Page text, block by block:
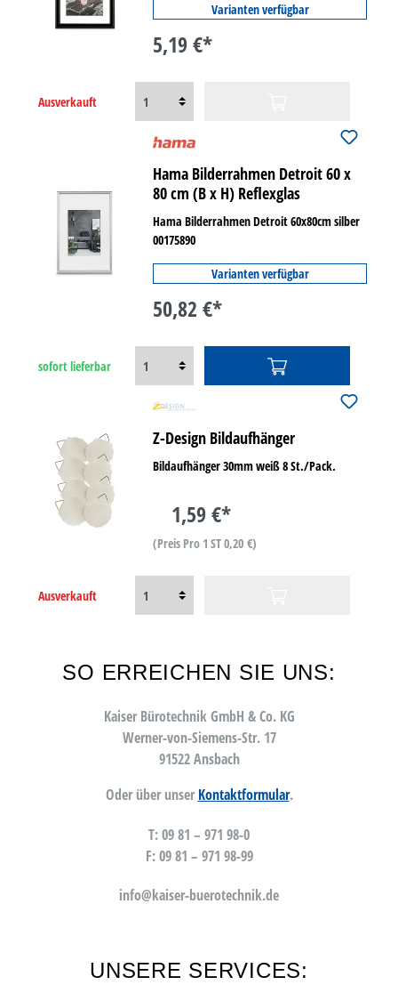
Varianten verfügbar
5,19 €*
Ausverkauft
Hama Bilderrahmen Detroit 60 x
80 cm (B x H) Reflexglas
Hama Bilderrahmen Detroit 60x80cm silber
00175890
Varianten verfügbar
50,82 €*
sofort lieferbar
Z-Design Bildaufhänger
Bildaufhänger 30mm weiß 8 St./Pack.
1,59 €*
(Preis Pro 1 ST 0,20 €)
Ausverkauft
SO ERREICHEN SIE UNS:
Kaiser Bürotechnik GmbH & Co. KG
Werner-von-Siemens-Str. 17
91522 Ansbach
Oder über unserKontaktformular.
T: 09 81 – 971 98-0
F: 09 81 – 971 98-99
info@kaiser-buerotechnik.de
UNSERE SERVICES: